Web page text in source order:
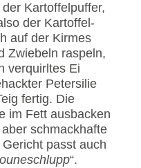
Kartoffelpuffer,
der Kartoffel-
auf der Kirmes
Zwiebeln raspeln,
verquirltes Ei
Petersilie
fertig. Die
im Fett ausbacken
schmackhafte
passt auch
“.